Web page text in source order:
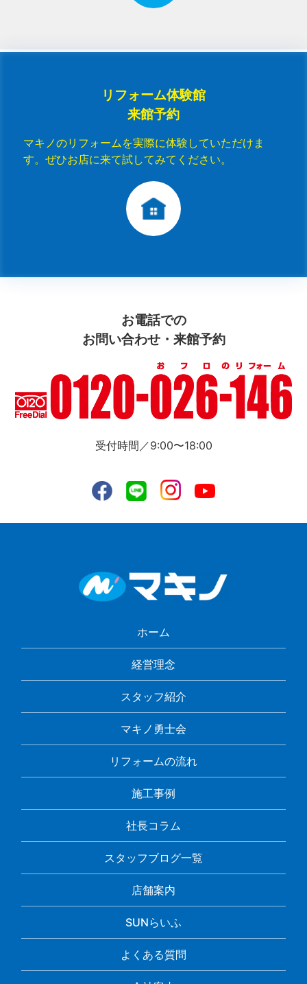
リフォーム体験館
来館予約
マキノのリフォームを実際に体験していただけま
す。ぜひお店に来て試してみてください。
お電話での
お問い合わせ・来館予約
受付時間／9:00〜18:00
ホーム
経営理念
スタッフ紹介
マキノ勇士会
リフォームの流れ
施工事例
社長コラム
スタッフブログ一覧
店舗案内
SUNらいふ
よくある質問